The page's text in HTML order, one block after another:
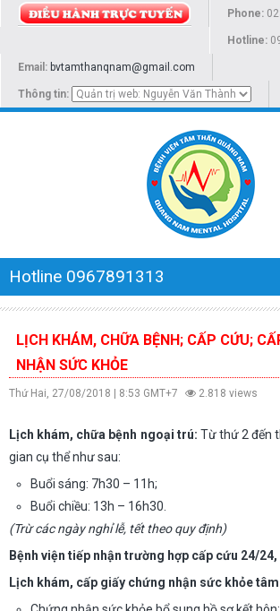
Phone:
Hotline:
Email: bvtamthanqnam@gmail.com
Thông tin:
Hotline 0967891313
LỊCH KHÁM, CHỮA BỆNH; CẤP CỨU;
NHẬN SỨC KHỎE
Thứ Hai, 27/08/2018 | 8:53 GMT+7 2.818 views
Lịch khám, chữa bệnh ngoại trú: Từ thứ 2 đến
gian cụ thể như sau:
Buổi sáng: 7h30 – 11h;
Buổi chiều: 13h – 16h30.
(Trừ các ngày nghỉ lễ, tết theo quy định)
Bệnh viện tiếp nhận trường hợp cấp cứu 24/
Lịch khám, cấp giấy chứng nhận sức khỏe